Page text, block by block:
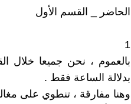
الحاضر _ القسم الأول
1
بالعموم ، نحن جميعا خلال
بدلالة الساعة فقط .
وهنا مفارقة ، تنطوي على